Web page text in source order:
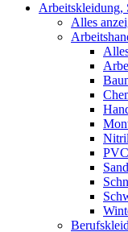
Arbeitskleidung,
Alles